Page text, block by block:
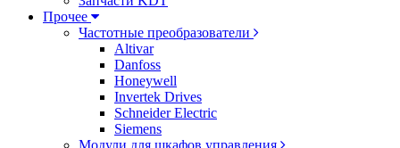
Прочее
Частотные преобразователи
Altivar
Danfoss
Honeywell
Invertek Drives
Schneider Electric
Siemens
Модули для шкафов управления